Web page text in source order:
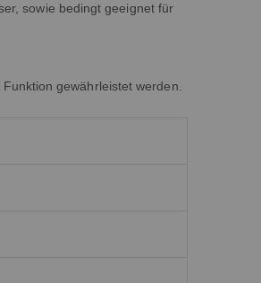
sowie bedingt geeignet für
gewährleistet werden.